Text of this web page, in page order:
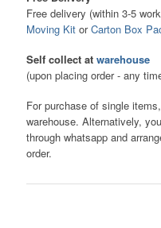
Free delivery (within 3-5
Moving KitorCarton Box
Self collect at warehouse
(upon placing order - any
For purchase of single
warehouse. Alternatively,
through whatsapp and
order.